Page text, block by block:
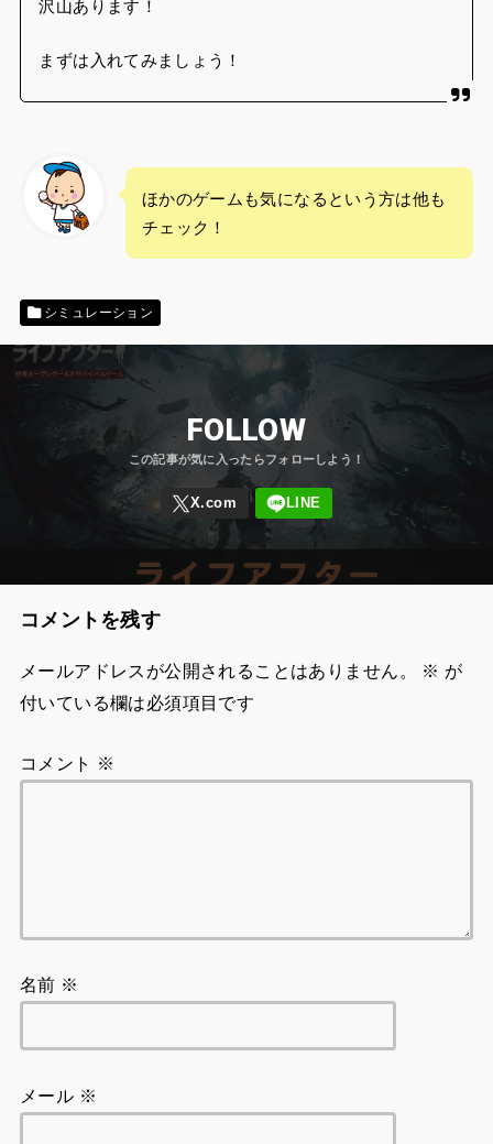
ほかのゲームも気になるという方は他も
シミュレーション
コメントを残す
メールアドレスが公開されることはありません。 ※
付いている欄は必須項目です
コメント※